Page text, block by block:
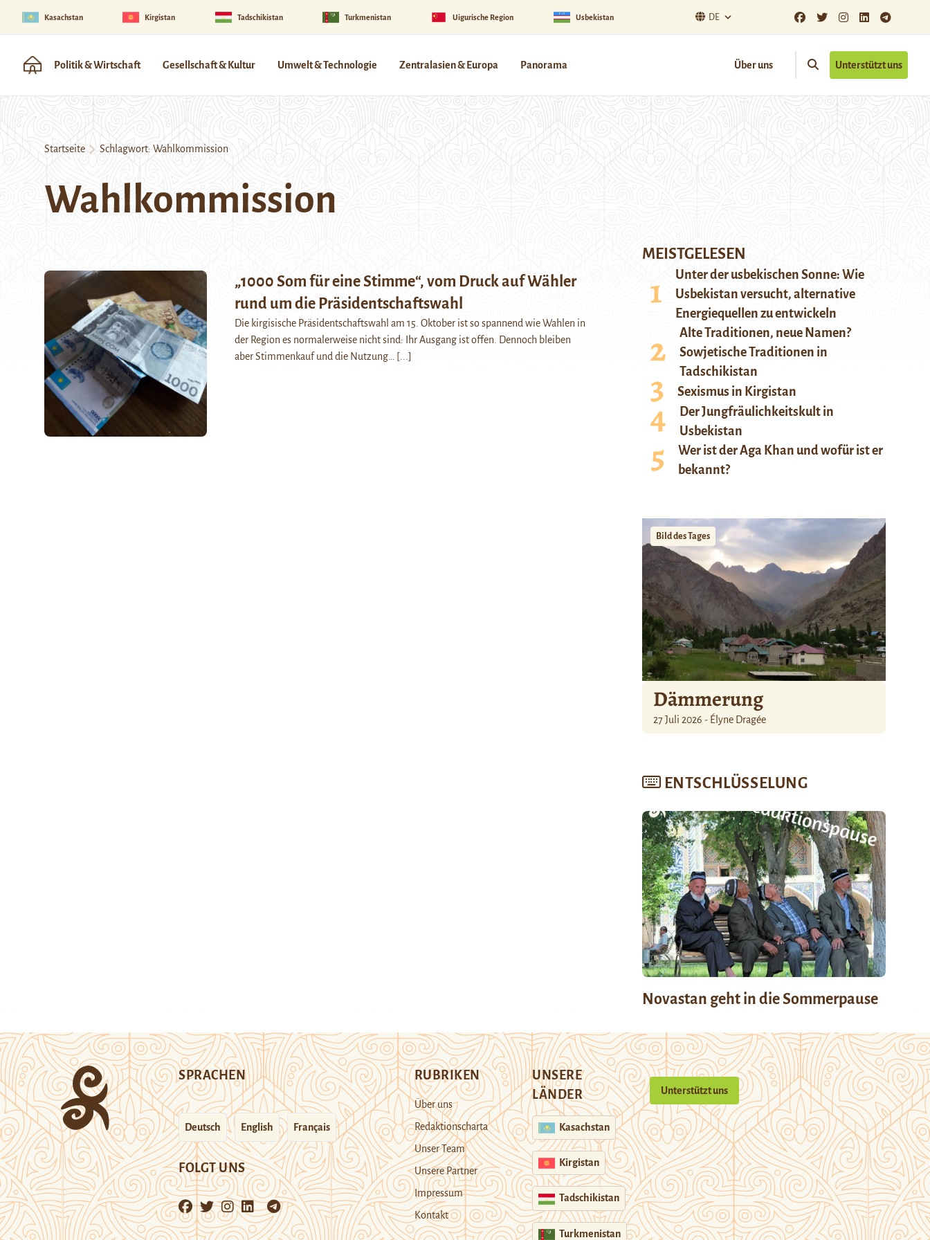
Kasachstan Kirgistan Tadschikistan Turkmenistan Uigurische Region Usbekistan DE
Politik & Wirtschaft Gesellschaft & Kultur Umwelt & Technologie Zentralasien & Europa Panorama Über uns Unterstützt uns
Startseite Schlagwort: Wahlkommission
Wahlkommission
„1000 Som für eine Stimme“, vom Druck auf Wähler
rund um die Präsidentschaftswahl
Die kirgisische Präsidentschaftswahl am 15. Oktober ist so spannend wie Wahlen in
der Region es normalerweise nicht sind: Ihr Ausgang ist offen. Dennoch bleiben
aber Stimmenkauf und die Nutzung…
[...]
MEISTGELESEN
Unter der usbekischen Sonne: Wie
Usbekistan versucht, alternative
Energiequellen zu entwickeln
Alte Traditionen, neue Namen?
Sowjetische Traditionen in
Tadschikistan
Sexismus in Kirgistan
Der Jungfräulichkeitskult in
Usbekistan
Wer ist der Aga Khan und wofür ist er
bekannt?
Bild des Tages
Dämmerung
27 Juli 2026 - Élyne Dragée
ENTSCHLÜSSELUNG
Novastan geht in die Sommerpause
SPRACHEN
Deutsch English Français
FOLGT UNS
RUBRIKEN
Über uns
Redaktionscharta
Unser Team
Unsere Partner
Impressum
Kontakt
UNSERE
LÄNDER
Kasachstan
Kirgistan
Tadschikistan
Turkmenistan
Unterstützt uns